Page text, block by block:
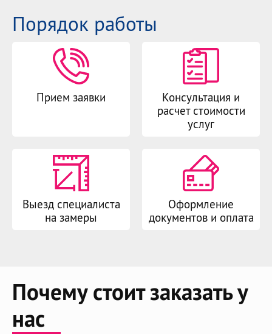
Порядок работы
Прием заявки
Консультация и
расчет стоимости
услуг
Выезд специалиста
на замеры
Оформление
документов и оплата
Почему стоит заказать у
нас